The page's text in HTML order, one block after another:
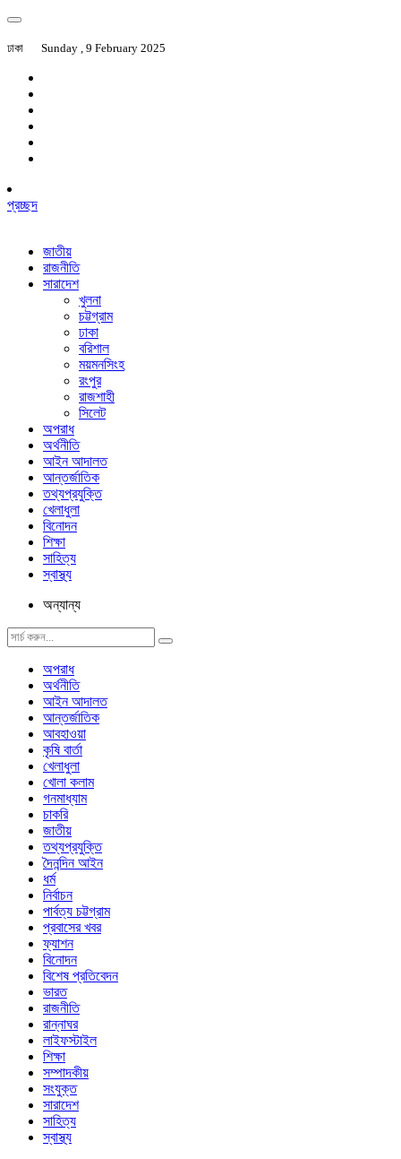
ঢাকা Sunday , 9 February 2025
প্রচ্ছদ
জাতীয়
রাজনীতি
সারাদেশ
খুলনা
চট্টগ্রাম
ঢাকা
বরিশাল
ময়মনসিংহ
রংপুর
রাজশাহী
সিলেট
অপরাধ
অর্থনীতি
আইন আদালত
আন্তর্জাতিক
তথ্যপ্রযুক্তি
খেলাধুলা
বিনোদন
শিক্ষা
সাহিত্য
স্বাস্থ্য
অন্যান্য
অপরাধ
অর্থনীতি
আইন আদালত
আন্তর্জাতিক
আবহাওয়া
কৃষি বার্তা
খেলাধুলা
খোলা কলাম
গনমাধ্যাম
চাকরি
জাতীয়
তথ্যপ্রযুক্তি
দৈনন্দিন আইন
ধর্ম
নির্বাচন
পার্বত্য চট্টগ্রাম
প্রবাসের খবর
ফ্যাশন
বিনোদন
বিশেষ প্রতিবেদন
ভারত
রাজনীতি
রান্নাঘর
লাইফস্টাইল
শিক্ষা
সম্পাদকীয়
সংযুক্ত
সারাদেশ
সাহিত্য
স্বাস্থ্য